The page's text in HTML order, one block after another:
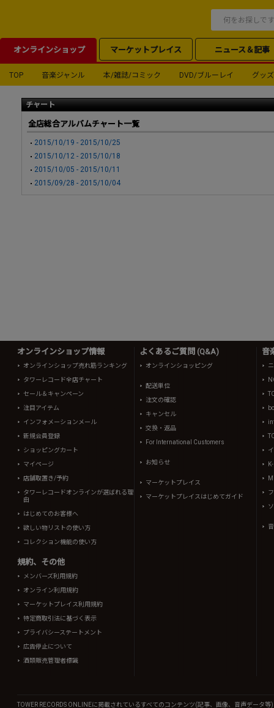
オンラインショップ マーケットプレイス ニュース＆記事
TOP 音楽ジャンル 本/雑誌/コミック DVD/ブルーレイ グッズ
チャート
全店総合アルバムチャート一覧
2015/10/19 - 2015/10/25
2015/10/12 - 2015/10/18
2015/10/05 - 2015/10/11
2015/09/28 - 2015/10/04
オンラインショップ情報
オンラインショップ売れ筋ランキング
タワーレコード全店チャート
セール＆キャンペーン
注目アイテム
インフォメーションメール
新規会員登録
ショッピングカート
マイページ
店舗取置き/予約
タワーレコードオンラインが選ばれる理
由
はじめてのお客様へ
欲しい物リストの使い方
コレクション機能の使い方
規約、その他
メンバーズ利用規約
オンライン利用規約
マーケットプレイス利用規約
特定商取引法に基づく表示
プライバシーステートメント
広告停止について
酒類販売管理者標識
よくあるご質問 (Q&A)
オンラインショッピング
配送単位
注文の確認
キャンセル
交換・返品
For International Customers
お知らせ
マーケットプレイス
マーケットプレイスはじめてガイド
音
TOWER RECORDS ONLINEに掲載されているすべてのコンテンツ(記事、画像、音声データ